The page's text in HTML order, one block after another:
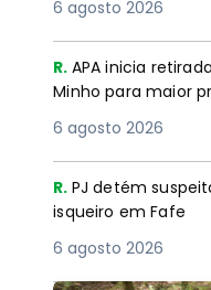
6 agosto 2026
R. APA inicia
Minho para maior
6 agosto 2026
R. PJ detém
isqueiro em Fafe
6 agosto 2026